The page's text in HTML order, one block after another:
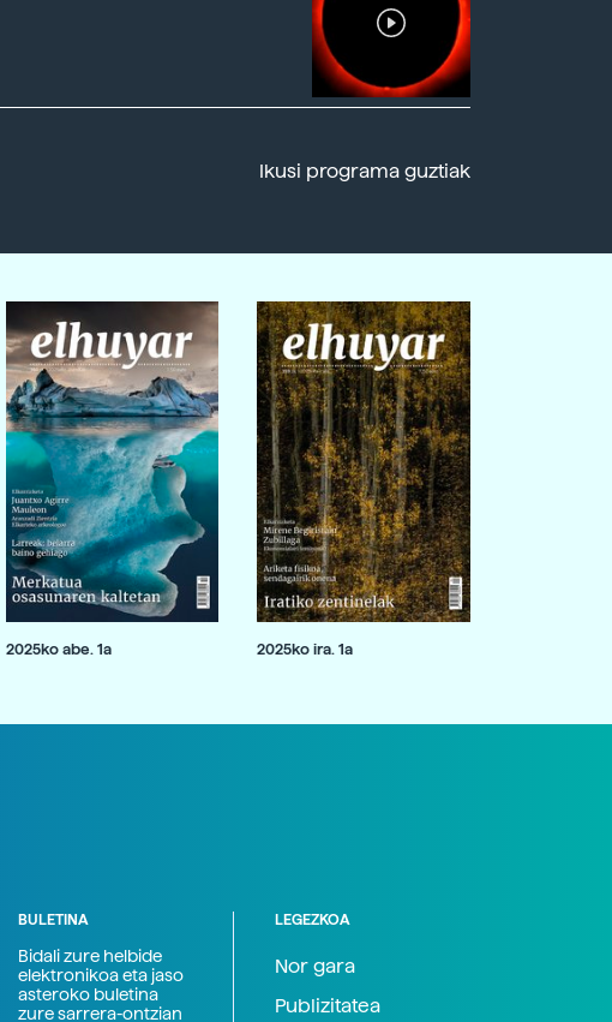
Ikusi programa guztiak
2025ko abe. 1a 2025ko ira. 1a
BULETINA
Bidali zure helbide
elektronikoa eta jaso
asteroko buletina
zure sarrera-ontzian
LEGEZKOA
Nor gara
Publizitatea